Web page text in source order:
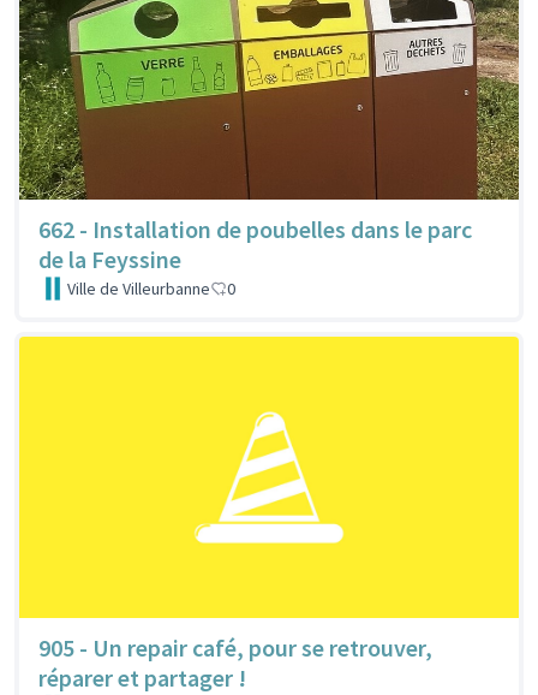
662 - Installation de poubelles dans le parc
de la Feyssine
Ville de Villeurbanne 0
905 - Un repair café, pour se retrouver,
réparer et partager !